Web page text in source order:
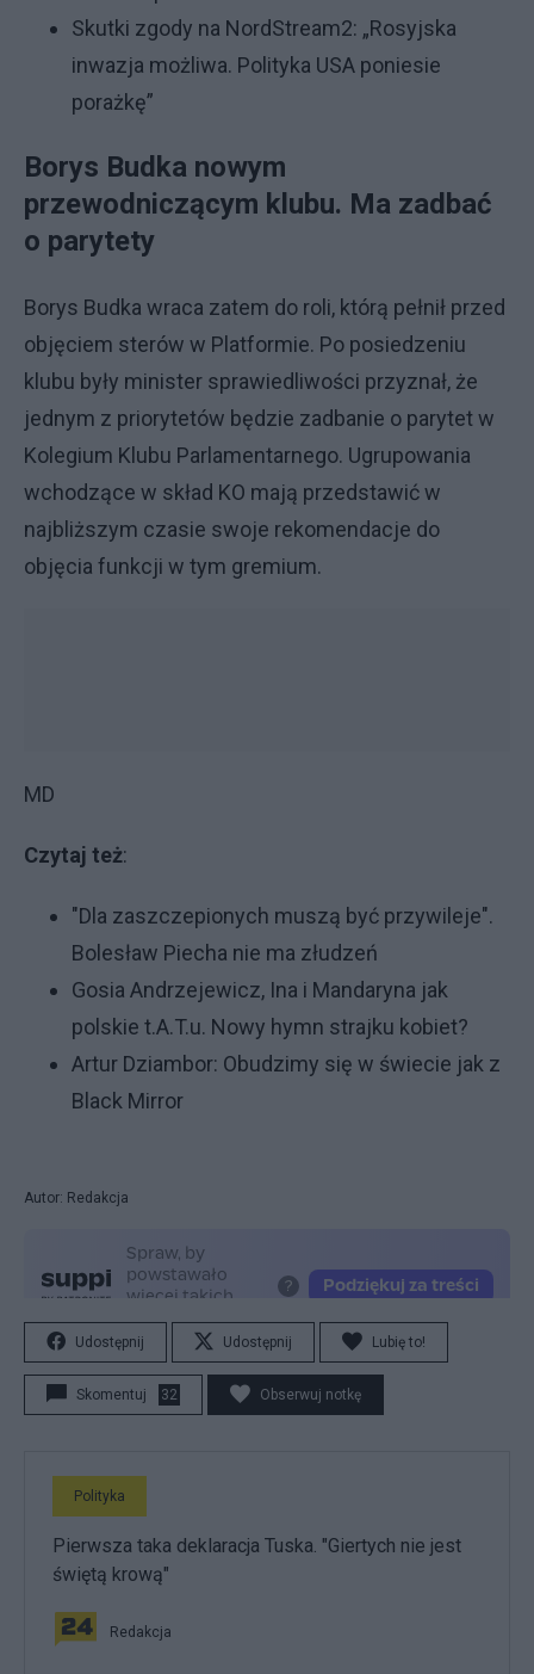
Skutki zgody na NordStream2: „Rosyjska
inwazja możliwa. Polityka USA poniesie
porażkę”
Borys Budka nowym
przewodniczącym klubu. Ma zadbać
o parytety
Borys Budka wraca zatem do roli, którą pełnił przed
objęciem sterów w Platformie. Po posiedzeniu
klubu były minister sprawiedliwości przyznał, że
jednym z priorytetów będzie zadbanie o parytet w
Kolegium Klubu Parlamentarnego. Ugrupowania
wchodzące w skład KO mają przedstawić w
najbliższym czasie swoje rekomendacje do
objęcia funkcji w tym gremium.
MD
Czytaj też:
"Dla zaszczepionych muszą być przywileje".
Bolesław Piecha nie ma złudzeń
Gosia Andrzejewicz, Ina i Mandaryna jak
polskie t.A.T.u. Nowy hymn strajku kobiet?
Artur Dziambor: Obudzimy się w świecie jak z
Black Mirror
Autor: Redakcja
Udostępnij Udostępnij Lubię to!
Skomentuj 32 Obserwuj notkę
Polityka
Pierwsza taka deklaracja Tuska. "Giertych nie jest
świętą krową"
Redakcja